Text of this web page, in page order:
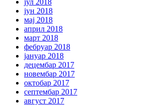
јул 2018
јун 2018
мај 2018
април 2018
март 2018
фебруар 2018
јануар 2018
децембар 2017
новембар 2017
октобар 2017
септембар 2017
август 2017